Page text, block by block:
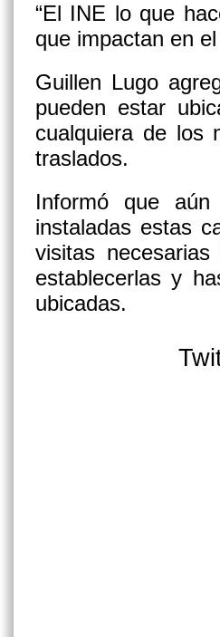
“El INE lo que
que impactan en
Guillen Lugo
pueden estar
cualquiera de los
traslados.
Informó que
instaladas estas
visitas
establecerlas y
ubicadas.